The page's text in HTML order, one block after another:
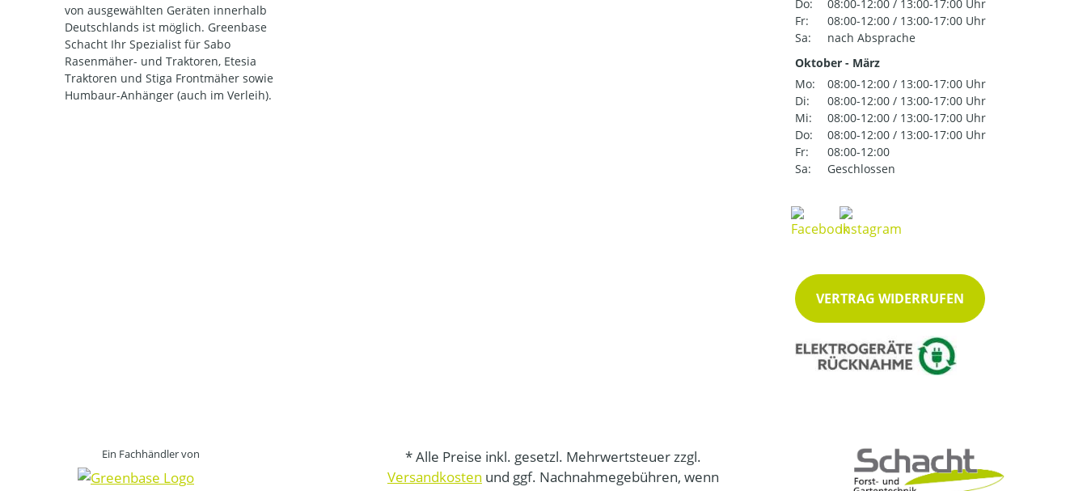
von ausgewählten Geräten innerhalb
Deutschlands ist möglich. Greenbase
Schacht Ihr Spezialist für Sabo
Rasenmäher- und Traktoren, Etesia
Traktoren und Stiga Frontmäher sowie
Humbaur-Anhänger (auch im Verleih).
Do:
08:00-12:00 / 13:00-17:00 Uhr
Fr:
08:00-12:00 / 13:00-17:00 Uhr
Sa:
nach Absprache
Oktober - März
Mo:
08:00-12:00 / 13:00-17:00 Uhr
Di:
08:00-12:00 / 13:00-17:00 Uhr
Mi:
08:00-12:00 / 13:00-17:00 Uhr
Do:
08:00-12:00 / 13:00-17:00 Uhr
Fr:
08:00-12:00
Sa:
Geschlossen
VERTRAG WIDERRUFEN
Ein Fachhändler von
* Alle Preise inkl. gesetzl. Mehrwertsteuer zzgl.
Versandkosten und ggf. Nachnahmegebühren, wenn